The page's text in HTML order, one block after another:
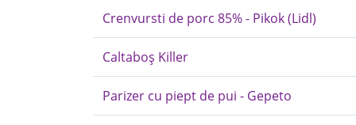
Crenvursti de porc 85% - Pikok (Lidl)
Caltaboș Killer
Parizer cu piept de pui - Gepeto